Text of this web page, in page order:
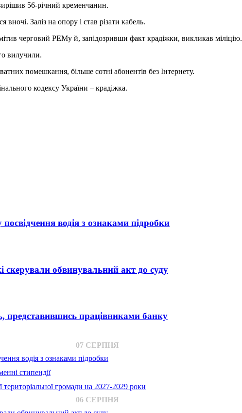
56-річний кременчанин.
Заліз на опору і став різати кабель.
черговий РЕМу й, запідозривши факт крадіжки, викликав міліцію.
вилучили.
помешкання, більше сотні абонентів без Інтернету.
кодексу України – крадіжка.
водія з ознаками підробки
обвинувальний акт до суду
представившись працівниками банку
07 СЕРПНЯ
водія з ознаками підробки
стипендії
громади на 2027-2029 роки
06 СЕРПНЯ